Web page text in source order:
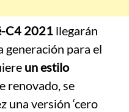
C4 2021 llegarán
generación para el
un estilo
renovado, se
una versión ‘cero